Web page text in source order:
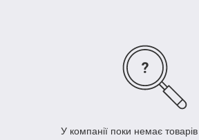
У компанії поки немає